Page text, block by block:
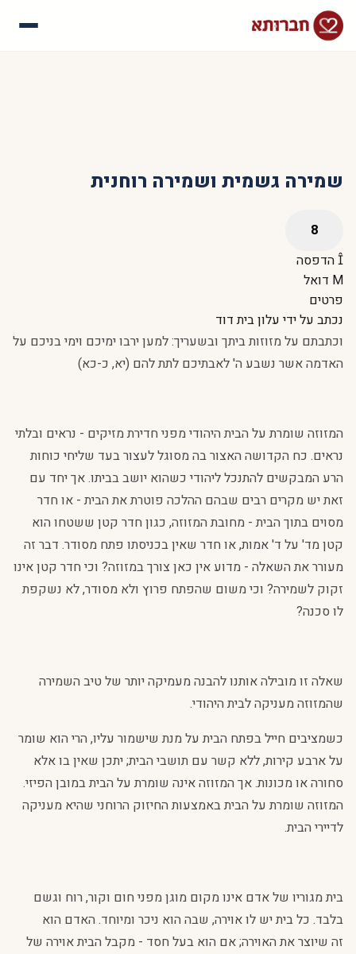
​שמירה גשמית ושמירה רוחנית
הדפסה
דואל
פרטים
נכתב על ידי עלון בית דוד
וכתבתם על מזוזות ביתך ובשעריך: למען ירבו ימיכם וימי בניכם על
האדמה אשר נשבע ה' לאבתיכם לתת להם (יא, כ-כא)
המזוזה שומרת על הבית היהודי מפני חדירת מזיקים - נראים ובלתי
נראים. כח הקדושה האצור בה מסוגל לעצור בעד שליחי כוחות
הרע המבקשים להתנכל ליהודי כשהוא יושב בביתו. אך יחד עם
זאת יש מקרים רבים שבהם ההלכה פוטרת את הבית - או חדר
מסוים בתוך הבית - מחובת המזוזה, כגון חדר קטן ששטחו הוא
קטן מד' על ד' אמות, או חדר שאין בכניסתו פתח מסודר. דבר זה
מעורר את השאלה - מדוע אין כאן צורך במזוזה? וכי חדר קטן אינו
זקוק לשמירה? וכי משום שהפתח פרוץ ולא מסודר, לא נשקפת
לו סכנה?
שאלה זו מובילה אותנו להבנה מעמיקה יותר של טיב השמירה
שהמזוזה מעניקה לבית היהודי.
כשמציבים חייל בפתח הבית על מנת שישמור עליו, הרי הוא שומר
על ארבע קירות, ללא קשר עם תושבי הבית; יתכן שאין בו אלא
סחורה או מכונות. אך המזוזה אינה שומרת על הבית במובן הפיזי.
המזוזה שומרת על הבית באמצעות החיזוק הרוחני שהיא מעניקה
לדיירי הבית.
בית מגוריו של אדם אינו מקום מוגן מפני חום וקור, רוח וגשם
בלבד. כל בית יש לו אוירה, שבה הוא ניכר ומיוחד. האדם הוא
זה שיוצר את האוירה; אם הוא בעל חסד - מקבל הבית אוירה של